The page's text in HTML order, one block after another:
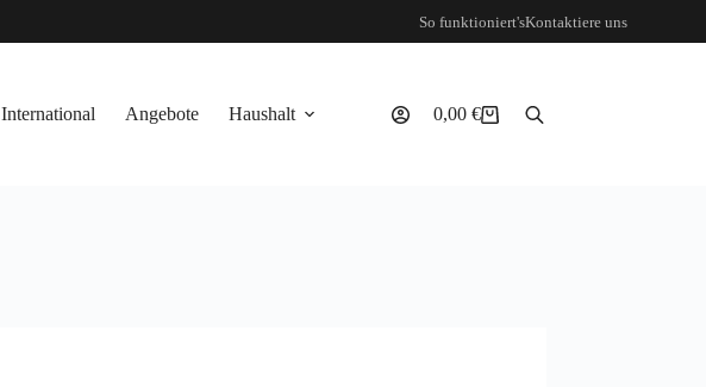
So funktioniert'sKontaktiere uns
International Angebote Haushalt Warenkorb
0,00 €